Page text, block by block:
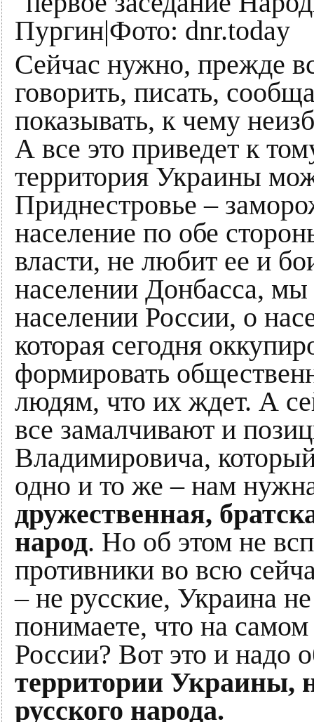
Сейчас нужно, прежде
говорить, писать,
показывать, к чему
А все это приведет к
территория Украины
Приднестровье –
население по обе
власти, не любит ее и
населении Донбасса,
населении России, о
которая сегодня
формировать
людям, что их ждет. А
все замалчивают и
Владимировича,
одно и то же – нам
дружественная,
народ. Но об этом не
противники во всю
– не русские, Украина
понимаете, что на
России? Вот это и надо
территории Украины,
русского народа.